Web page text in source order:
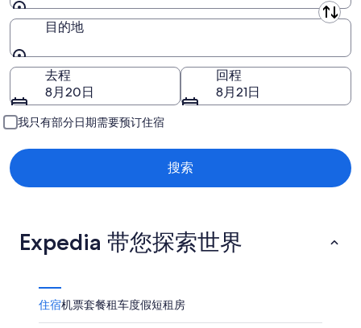
日
8
9
日
日
8
月
日
出发地
目的地
目的地
去程
8月20日
回程
8月21日
我只有部分日期需要预订住宿
搜索
Expedia 带您探索世界
住宿机票套餐租车度假短租房